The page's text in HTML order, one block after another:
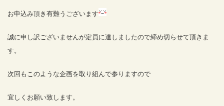
お申込み頂き有難うございます
誠に申し訳ございませんが定員に達しましたので締め切らせて頂きま
す。
次回もこのような企画を取り組んで参りますので
宜しくお願い致します。